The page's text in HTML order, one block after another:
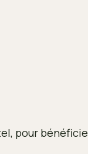
pour